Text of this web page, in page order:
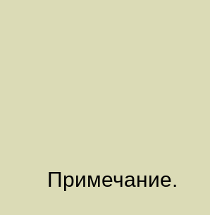
Примечание.